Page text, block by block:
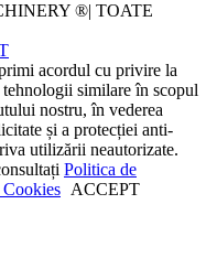
®| TOATE
acordul cu privire la
similare în scopul
nostru, în vederea
și a protecției anti-
utilizării neautorizate.
Politica de
ACCEPT